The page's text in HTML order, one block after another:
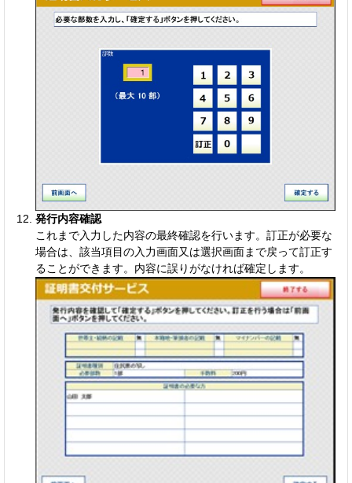
発行内容確認
これまで入力した内容の最終確認を行います。訂正が必要な
場合は、該当項目の入力画面又は選択画面まで戻って訂正す
ることができます。内容に誤りがなければ確定します。